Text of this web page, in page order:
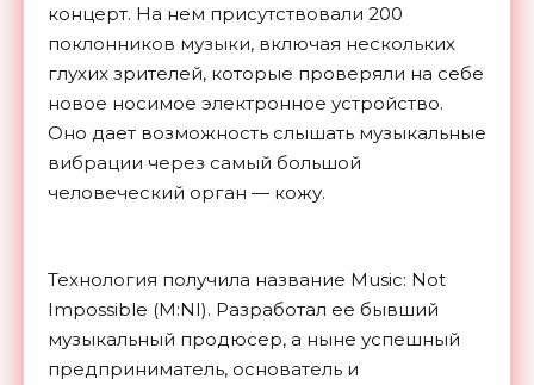
концерт. На нем присутствовали 200
поклонников музыки, включая нескольких
глухих зрителей, которые проверяли на себе
новое носимое электронное устройство.
Оно дает возможность слышать музыкальные
вибрации через самый большой
человеческий орган — кожу.
Технология получила название Music: Not
Impossible (M:NI). Разработал ее бывший
музыкальный продюсер, а ныне успешный
предприниматель, основатель и